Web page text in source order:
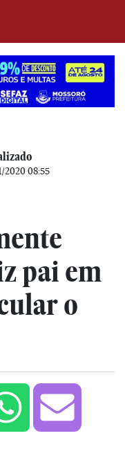
2020 08:55
pai em
o